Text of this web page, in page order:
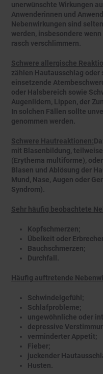
unerwünschte Wirkungen
Anwenderinnen und
Nebenwirkungen sind
werden, insbesondere
rasch verschlimmern.
Schwere allergische
zählen Hautausschlag
einsetzende
oder Halsbereich sowie
Augenlidern, Lippen, der
In solchen Fällen sollte
genommen werden.
Schwere Hautreaktionen:
mit Blasenbildung,
(Erythema multiforme),
Blasen und Ablösung der
Mund, Nase, Augen oder
Syndrom).
Sehr häufig beobachtete
Kopfschmerzen;
Übelkeit oder
Bauchschmerzen;
Durchfall.
Häufig auftretende
Schwindelgefühl;
Schlafprobleme;
ungewöhnliche oder
depressive
verminderter Appetit;
Fieber;
juckender
Husten.